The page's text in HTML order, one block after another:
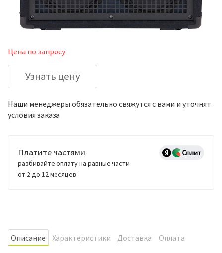
Цена по запросу
Узнать цену
Наши менеджеры обязательно свяжутся с вами и уточнят
условия заказа
Платите частями
разбивайте оплату на равные части
от 2 до 12 месяцев
Oписание Характеристики Доставка Оплата